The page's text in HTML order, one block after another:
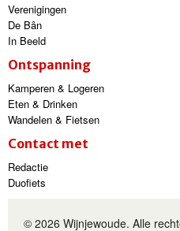
Verenigingen
De Bân
In Beeld
Ontspanning
Kamperen & Logeren
Eten & Drinken
Wandelen & Fietsen
Contact met
Redactie
Duofiets
© 2026 Wijnjewoude. Alle